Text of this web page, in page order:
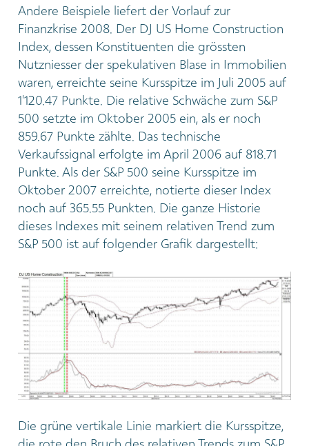
Andere Beispiele liefert der Vorlauf zur
Finanzkrise 2008. Der DJ US Home Construction
Index, dessen Konstituenten die grössten
Nutzniesser der spekulativen Blase in Immobilien
waren, erreichte seine Kursspitze im Juli 2005 auf
1'120.47 Punkte. Die relative Schwäche zum S&P
500 setzte im Oktober 2005 ein, als er noch
859.67 Punkte zählte. Das technische
Verkaufssignal erfolgte im April 2006 auf 818.71
Punkte. Als der S&P 500 seine Kursspitze im
Oktober 2007 erreichte, notierte dieser Index
noch auf 365.55 Punkten. Die ganze Historie
dieses Indexes mit seinem relativen Trend zum
S&P 500 ist auf folgender Grafik dargestellt:
Die grüne vertikale Linie markiert die Kursspitze,